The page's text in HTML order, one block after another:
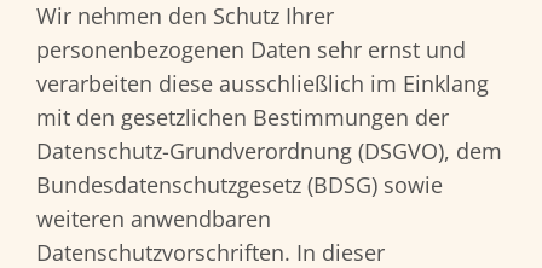
Wir nehmen den Schutz Ihrer
personenbezogenen Daten sehr ernst und
verarbeiten diese ausschließlich im Einklang
mit den gesetzlichen Bestimmungen der
Datenschutz-Grundverordnung (DSGVO), dem
Bundesdatenschutzgesetz (BDSG) sowie
weiteren anwendbaren
Datenschutzvorschriften. In dieser